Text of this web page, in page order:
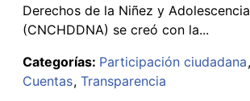
Derechos de la Niñez y Adolescencia
(CNCHDDNA) se creó con la...
Categorías: Participación ciudadana
Cuentas Transparencia